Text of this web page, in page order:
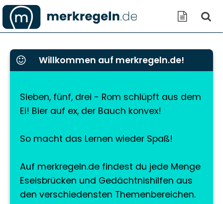
Willkommen auf merkregeln.de!
Sieben, fünf, drei - Rom schlüpft aus dem
Ei! Bier auf ex, der Bauch konvex!
So macht das Lernen wieder Spaß!
Auf merkregeln.de findest du jede Menge
Eselsbrücken und Gedächtnishilfen aus
den verschiedensten Themenbereichen.